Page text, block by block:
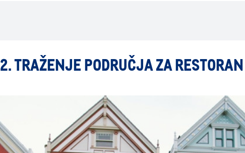
2. TRAŽENJE PODRUČJA ZA RESTORAN